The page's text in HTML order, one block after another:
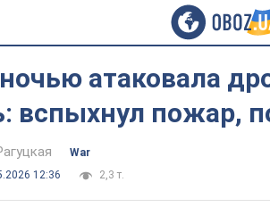
атаковала
вспыхнул пожар,
War
12:36
2,3 т.